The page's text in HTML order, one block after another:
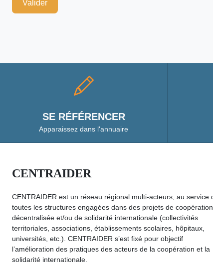
Valider
SE RÉFÉRENCER
Apparaissez dans l'annuaire
CENTRAIDER
CENTRAIDER est un réseau régional multi-acteurs, au service
toutes les structures engagées dans des projets de coopération
décentralisée et/ou de solidarité internationale (collectivités
territoriales, associations, établissements scolaires, hôpitaux,
universités, etc.). CENTRAIDER s’est fixé pour objectif
l’amélioration des pratiques des acteurs de la coopération et la
solidarité internationale.